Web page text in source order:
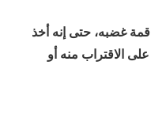
غضبه، حتى إنه أخذ
الاقتراب منه أو